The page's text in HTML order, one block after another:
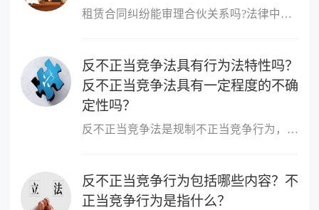
租赁合同纠纷能审理合伙关系吗?法律中规定租赁合同纠纷不能审理合伙...
反不正当竞争法具有行为法特性吗？
反不正当竞争法具有一定程度的不确
定性吗？
反不正当竞争法是规制不正当竞争行为，维护市场竞争秩序和市场主体...
反不正当竞争行为包括哪些内容？不
正当竞争行为是指什么？